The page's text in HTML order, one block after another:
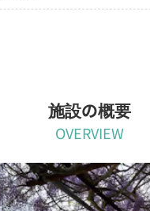
施設の概要
OVERVIEW